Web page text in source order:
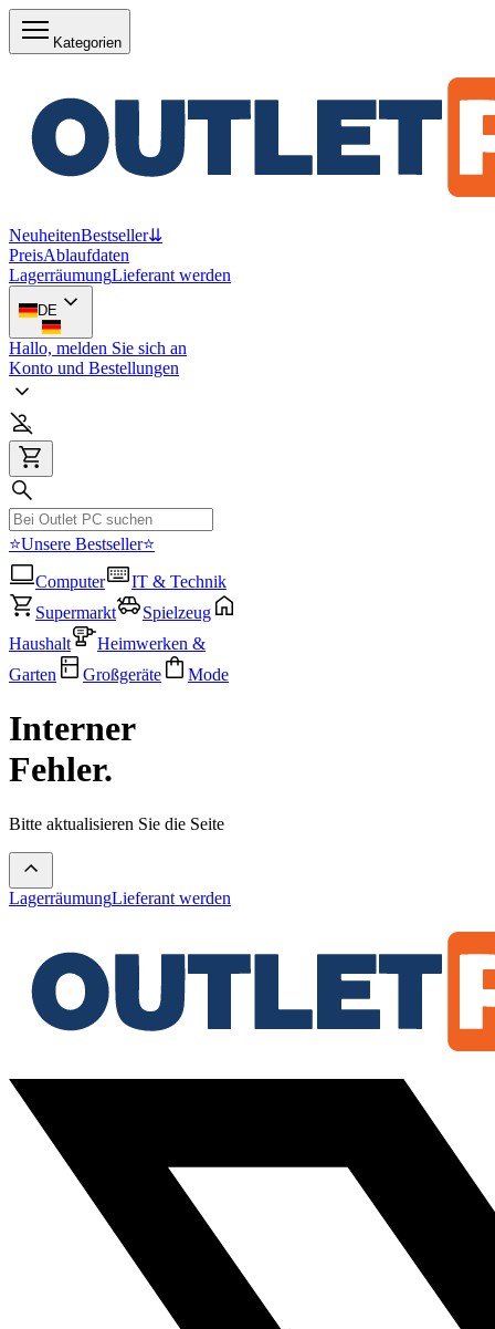
Kategorien
NeuheitenBestseller⇊
PreisAblaufdaten
LagerräumungLieferant werden
DE
Hallo, melden Sie sich an
Konto und Bestellungen
⭐Unsere Bestseller⭐
Computer
IT & Technik
Supermarkt
Spielzeug
Haushalt
Heimwerken &
Garten
Großgeräte Mode
Interner
Fehler.
Bitte aktualisieren Sie die Seite
LagerräumungLieferant werden